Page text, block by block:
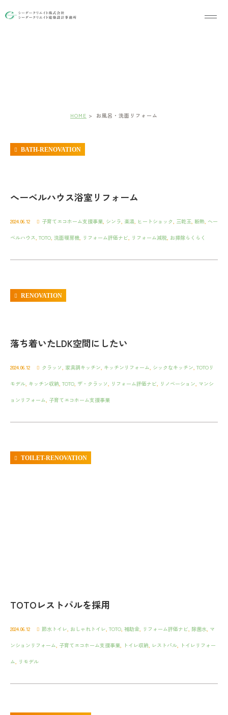
HOME お風呂・洗面リフォーム
BATH-RENOVATION
へーベルハウス浴室リフォーム
2024.06.12 子育てエコホーム支援事業, シンラ, 楽湯, ヒートショック, 三乾王, 断熱, へー
ベルハウス, TOTO, 洗面暖房機, リフォーム評価ナビ, リフォーム減税, お掃除らくらく
RENOVATION
落ち着いたLDK空間にしたい
2024.06.12 クラッソ, 家具調キッチン, キッチンリフォーム, シックなキッチン, TOTOリ
モデル, キッチン収納, TOTO, ザ・クラッソ, リフォーム評価ナビ, リノベーション, マンシ
ョンリフォーム, 子育てエコホーム支援事業
TOILET-RENOVATION
TOTOレストパルを採用
2024.06.12 節水トイレ おしゃれトイレ TOTO 補助金 リフォーム評価ナビ 除菌水 マ
ンションリフォーム 子育てエコホーム支援事業 トイレ収納 レストパル トイレリフォー
ム リモデル